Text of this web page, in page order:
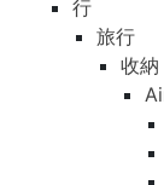
行
旅行
收納